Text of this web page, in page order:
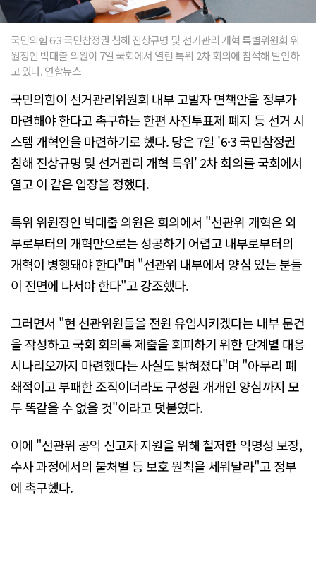
국민의힘 6·3 국민참정권 침해 진상규명 및 선거관리 개혁 특별위원회 위
원장인 박대출 의원이 7일 국회에서 열린 특위 2차 회의에 참석해 발언하
고 있다. 연합뉴스
국민의힘이 선거관리위원회 내부 고발자 면책안을 정부가
마련해야 한다고 촉구하는 한편 사전투표제 폐지 등 선거 시
스템 개혁안을 마련하기로 했다. 당은 7일 '6·3 국민참정권
침해 진상규명 및 선거관리 개혁 특위' 2차 회의를 국회에서
열고 이 같은 입장을 정했다.
특위 위원장인 박대출 의원은 회의에서 "선관위 개혁은 외
부로부터의 개혁만으로는 성공하기 어렵고 내부로부터의
개혁이 병행돼야 한다"며 "선관위 내부에서 양심 있는 분들
이 전면에 나서야 한다"고 강조했다.
그러면서 "현 선관위원들을 전원 유임시키겠다는 내부 문건
을 작성하고 국회 회의록 제출을 회피하기 위한 단계별 대응
시나리오까지 마련했다는 사실도 밝혀졌다"며 "아무리 폐
쇄적이고 부패한 조직이더라도 구성원 개개인 양심까지 모
두 똑같을 수 없을 것"이라고 덧붙였다.
이에 "선관위 공익 신고자 지원을 위해 철저한 익명성 보장,
수사 과정에서의 불처벌 등 보호 원칙을 세워달라"고 정부
에 촉구했다.